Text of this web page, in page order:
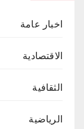
اخبار عامة
الاقتصادية
الثقافية
الرياضية